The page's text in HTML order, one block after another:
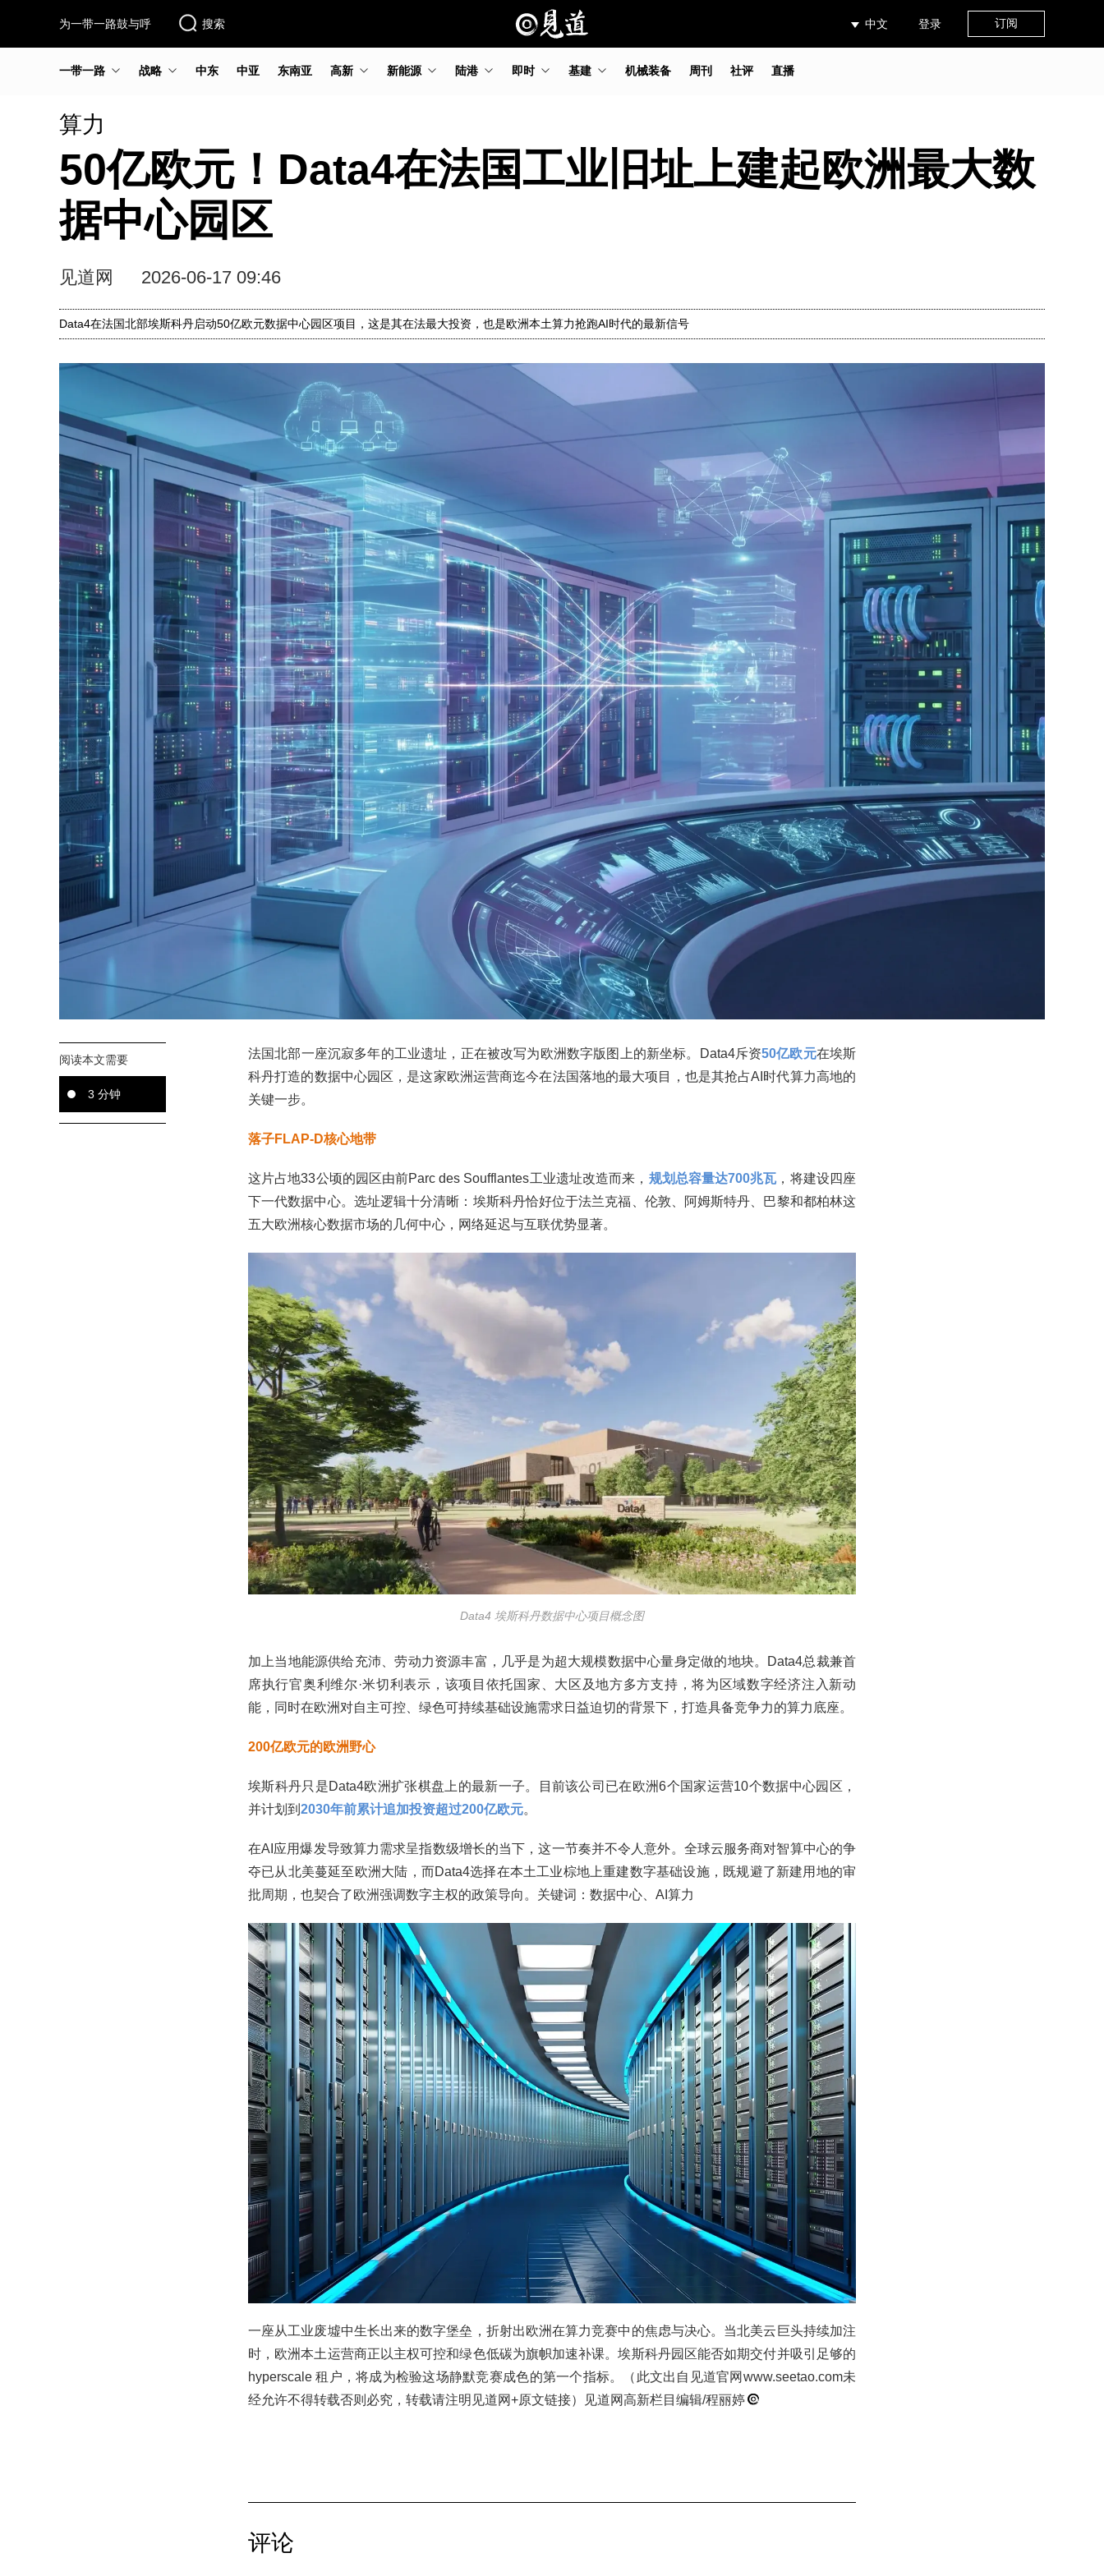
为一带一路鼓与呼 搜索 中文 登录 订阅
一带一路 战略 中东 中亚 东南亚 高新 新能源 陆港 即时 基建 机械装备 周刊 社评 直播
算力
50亿欧元！Data4在法国工业旧址上建起欧洲最大数
据中心园区
见道网 2026-06-17 09:46
Data4在法国北部埃斯科丹启动50亿欧元数据中心园区项目，这是其在法最大投资，也是欧洲本土算力抢跑AI时代的最新信号
阅读本文需要
3 分钟
法国北部一座沉寂多年的工业遗址，正在被改写为欧洲数字版图上的新坐标。Data4斥资50亿欧元在埃斯
科丹打造的数据中心园区，是这家欧洲运营商迄今在法国落地的最大项目，也是其抢占AI时代算力高地的
关键一步。
落子FLAP-D核心地带
这片占地33公顷的园区由前Parc des Soufflantes工业遗址改造而来， 规划总容量达700兆瓦，将建设四座
下一代数据中心。选址逻辑十分清晰：埃斯科丹恰好位于法兰克福、伦敦、阿姆斯特丹、巴黎和都柏林这
五大欧洲核心数据市场的几何中心，网络延迟与互联优势显著。
Data4 埃斯科丹数据中心项目概念图
加上当地能源供给充沛、劳动力资源丰富，几乎是为超大规模数据中心量身定做的地块。Data4总裁兼首
席执行官奥利维尔·米切利表示，该项目依托国家、大区及地方多方支持，将为区域数字经济注入新动
能，同时在欧洲对自主可控、绿色可持续基础设施需求日益迫切的背景下，打造具备竞争力的算力底座。
200亿欧元的欧洲野心
埃斯科丹只是Data4欧洲扩张棋盘上的最新一子。目前该公司已在欧洲6个国家运营10个数据中心园区，
并计划到 2030年前累计追加投资超过200亿欧元。
在AI应用爆发导致算力需求呈指数级增长的当下，这一节奏并不令人意外。全球云服务商对智算中心的争
夺已从北美蔓延至欧洲大陆，而Data4选择在本土工业棕地上重建数字基础设施，既规避了新建用地的审
批周期，也契合了欧洲强调数字主权的政策导向。关键词：数据中心、AI算力
一座从工业废墟中生长出来的数字堡垒，折射出欧洲在算力竞赛中的焦虑与决心。当北美云巨头持续加注
时，欧洲本土运营商正以主权可控和绿色低碳为旗帜加速补课。埃斯科丹园区能否如期交付并吸引足够的
hyperscale 租户，将成为检验这场静默竞赛成色的第一个指标。（此文出自见道官网www.seetao.com未
经允许不得转载否则必究，转载请注明见道网+原文链接）见道网高新栏目编辑/程丽婷
评论